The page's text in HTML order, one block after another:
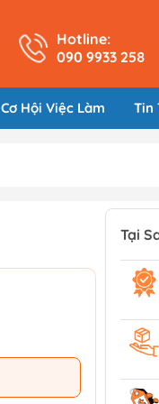
Hotline:
090 9933 258
Cơ Hội Việc Làm Tin
Tại